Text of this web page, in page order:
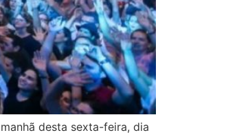
desta sexta-feira, dia